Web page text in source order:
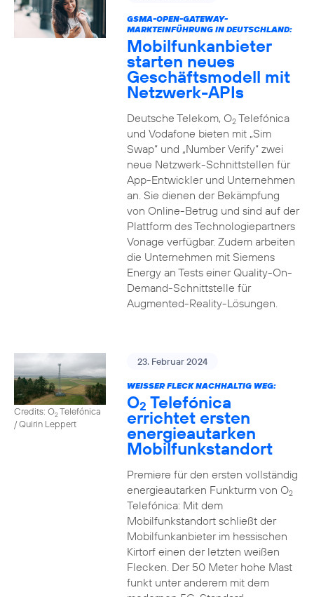
GSMA-OPEN-GATEWAY-
MARKTEINFÜHRUNG IN DEUTSCHLAND:
Mobilfunkanbieter
starten neues
Geschäftsmodell mit
Netzwerk-APIs
Deutsche Telekom, O2Telefónica
und Vodafone bieten mit „Sim
Swap“ und „Number Verify“ zwei
neue Netzwerk-Schnittstellen für
App-Entwickler und Unternehmen
an. Sie dienen der Bekämpfung
von Online-Betrug und sind auf der
Plattform des Technologiepartners
Vonage verfügbar. Zudem arbeiten
die Unternehmen mit Siemens
Energy an Tests einer Quality-On-
Demand-Schnittstelle für
Augmented-Reality-Lösungen.
Credits: O2Telefónica
/ Quirin Leppert
23. Februar 2024
WEISSER FLECK NACHHALTIG WEG:
O2 Telefónica
errichtet ersten
energieautarken
Mobilfunkstandort
Premiere für den ersten vollständig
energieautarken Funkturm von O2
Telefónica: Mit dem
Mobilfunkstandort schließt der
Mobilfunkanbieter im hessischen
Kirtorf einen der letzten weißen
Flecken. Der 50 Meter hohe Mast
funkt unter anderem mit dem